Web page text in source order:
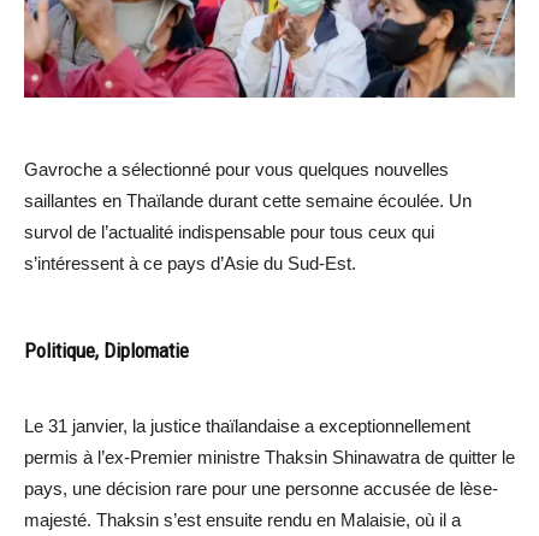
Gavroche a sélectionné pour vous quelques nouvelles
saillantes en Thaïlande durant cette semaine écoulée. Un
survol de l’actualité indispensable pour tous ceux qui
s’intéressent à ce pays d’Asie du Sud-Est.
Politique, Diplomatie
Le 31 janvier, la justice thaïlandaise a exceptionnellement
permis à l’ex-Premier ministre Thaksin Shinawatra de quitter le
pays, une décision rare pour une personne accusée de lèse-
majesté. Thaksin s’est ensuite rendu en Malaisie, où il a